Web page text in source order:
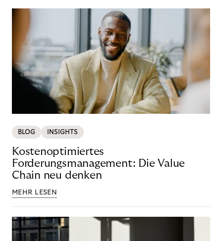
BLOG INSIGHTS
Kostenoptimiertes
Forderungsmanagement: Die Value
Chain neu denken
MEHR LESEN